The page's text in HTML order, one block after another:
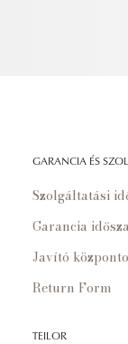
GARANCIA ÉS
Szolgáltatási
Garancia
Javító
Return Form
TEILOR